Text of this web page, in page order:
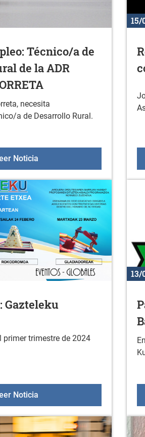
Técnico/a de
de la ADR
necesita
a de Desarrollo Rural.
Noticia Oferta de Empleo: Técnico/a
15/
Gazteleku
primer trimestre de 2024
Noticia
13/